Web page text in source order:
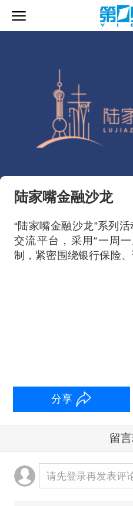
陆家嘴金融沙龙
“陆家嘴金融沙龙”系列
交流平台，采用“一周
制，紧密围绕银行保险
分享
留
请先登录再发表评